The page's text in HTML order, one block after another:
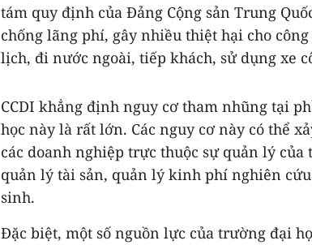
tám quy định của Đảng Cộng sản Trung
chống lãng phí, gây nhiều thiệt hại cho
lịch, đi nước ngoài, tiếp khách, sử dụng xe
CCDI khẳng định nguy cơ tham nhũng tại
học này là rất lớn. Các nguy cơ này có thể
các doanh nghiệp trực thuộc sự quản lý
quản lý tài sản, quản lý kinh phí nghiên
sinh.
Đặc biệt, một số nguồn lực của trường đại